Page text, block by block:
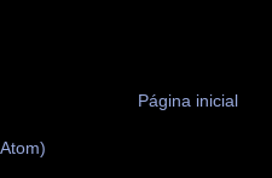
Página inicial